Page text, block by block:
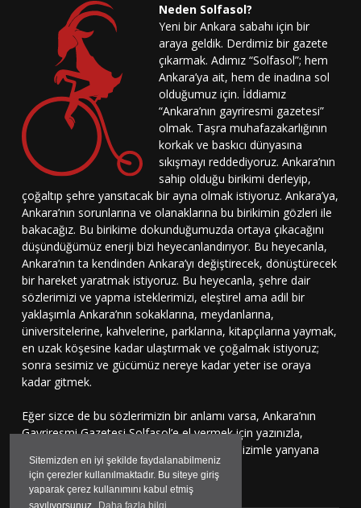
Sitemizden en iyi şekilde faydalanabilmeniz
için çerezler kullanılmaktadır. Bu siteye giriş
yaparak çerez kullanımını kabul etmiş
sayılıyorsunuz.
Daha fazla bilgi
Neden Solfasol?
Yeni bir Ankara sabahı için bir
araya geldik. Derdimiz bir gazete
çıkarmak. Adımız “Solfasol”; hem
Ankara’ya ait, hem de inadına sol
olduğumuz için. İddiamız
“Ankara’nın gayriresmi gazetesi”
olmak. Taşra muhafazakarlığının
korkak ve baskıcı dünyasına
sıkışmayı reddediyoruz. Ankara’nın
sahip olduğu birikimi derleyip,
çoğaltıp şehre yansıtacak bir ayna olmak istiyoruz. Ankara’ya,
Ankara’nın sorunlarına ve olanaklarına bu birikimin gözleri ile
bakacağız. Bu birikime dokunduğumuzda ortaya çıkacağını
düşündüğümüz enerji bizi heyecanlandırıyor. Bu heyecanla,
Ankara’nın ta kendinden Ankara’yı değiştirecek, dönüştürecek
bir hareket yaratmak istiyoruz. Bu heyecanla, şehre dair
sözlerimizi ve yapma isteklerimizi, eleştirel ama adil bir
yaklaşımla Ankara’nın sokaklarına, meydanlarına,
üniversitelerine, kahvelerine, parklarına, kitapçılarına yaymak,
en uzak köşesine kadar ulaştırmak ve çoğalmak istiyoruz;
sonra sesimiz ve gücümüz nereye kadar yeter ise oraya
kadar gitmek.
Eğer sizce de bu sözlerimizin bir anlamı varsa, Ankara’nın
Gayriresmi Gazetesi Solfasol’e el vermek için yazınızla,
çizinizle, sesinizle bu harekete katılmaya, bizimle yanyana
durmaya davetlisiniz.